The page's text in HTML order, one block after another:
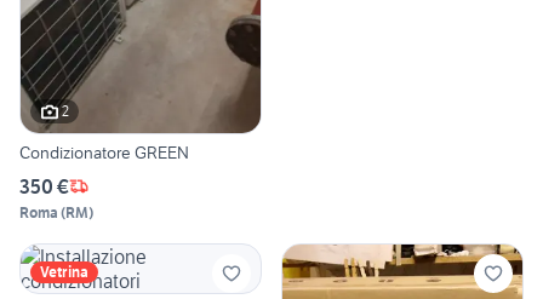
2
Condizionatore GREEN
350 €
Roma (RM)
Vetrina